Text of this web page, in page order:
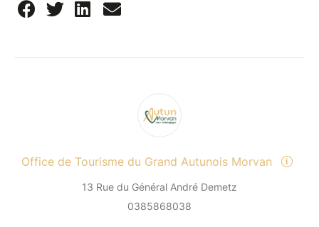
Office de Tourisme du Grand Autunois Morvan
13 Rue du Général André Demetz
0385868038